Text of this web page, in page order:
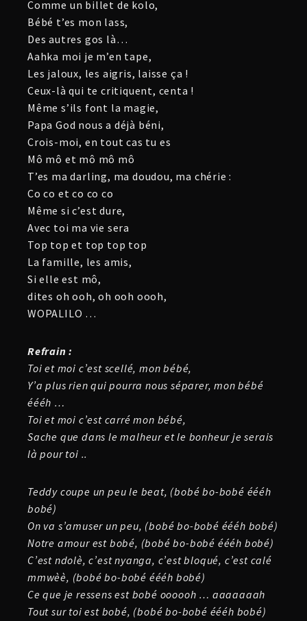
Comme un billet de kolo,
Bébé t’es mon lass,
Des autres gos là…
Aahka moi je m’en tape,
Les jaloux, les aigris, laisse ça !
Ceux-là qui te critiquent, centa !
Même s’ils font la magie,
Papa God nous a déjà béni,
Crois-moi, en tout cas tu es
Mô mô et mô mô mô
T’es ma darling, ma doudou, ma chérie :
Co co et co co co
Même si c’est dure,
Avec toi ma vie sera
Top top et top top top
La famille, les amis,
Si elle est mô,
dites oh ooh, oh ooh oooh,
WOPALILO …
Refrain :
Toi et moi c’est scellé, mon bébé,
Y’a plus rien qui pourra nous séparer, mon bébé
éééh …
Toi et moi c’est carré mon bébé,
Sache que dans le malheur et le bonheur je serais
là pour toi ..
Teddy coupe un peu le beat, (bobé bo-bobé éééh
bobé)
On va s’amuser un peu, (bobé bo-bobé éééh bobé)
Notre amour est bobé, (bobé bo-bobé éééh bobé)
C’est ndolè, c’est nyanga, c’est bloqué, c’est calé
mmwèè, (bobé bo-bobé éééh bobé)
Ce que je ressens est bobé oooooh … aaaaaaah
Tout sur toi est bobé, (bobé bo-bobé éééh bobé)